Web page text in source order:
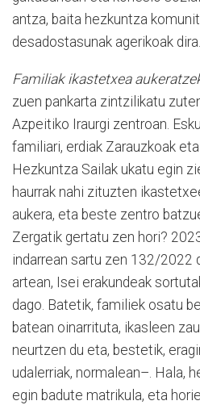
antza, baita hezkuntza
desadostasunak agerikoak dira.
Familiak ikastetxea
zuen pankarta zintzilikatu
Azpeitiko Iraurgi zentroan.
familiari, erdiak Zarauzkoak
Hezkuntza Sailak ukatu egin
haurrak nahi zituzten
aukera, eta beste zentro
Zergatik gertatu zen hori?
indarrean sartu zen 132/2022
artean, Isei erakundeak
dago. Batetik, familiek osatu
batean oinarrituta, ikasleen
neurtzen du eta, bestetik,
udalerriak, normalean–. Hala,
egin badute matrikula, eta